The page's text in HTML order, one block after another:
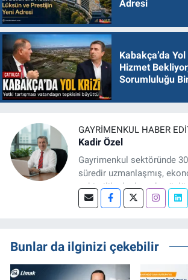
Adresi
Kabakça’da
Hizmet
Sorumluluğu
GAYRIMENKUL HABER
Kadir Özel
Gayrimenkul sektöründe 30
süredir uzmanlaşmış,
şehircilik alanlarında güçlü
sahip, dijital medya odaklı
projeleri üzerine haber,
dosyalar hazırlama
Bunlar da ilginizi çekebilir